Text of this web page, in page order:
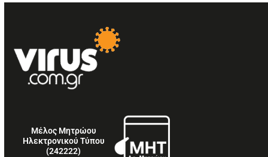
Μέλος Μητρώου
Ηλεκτρονικού Τύπου
(242222)